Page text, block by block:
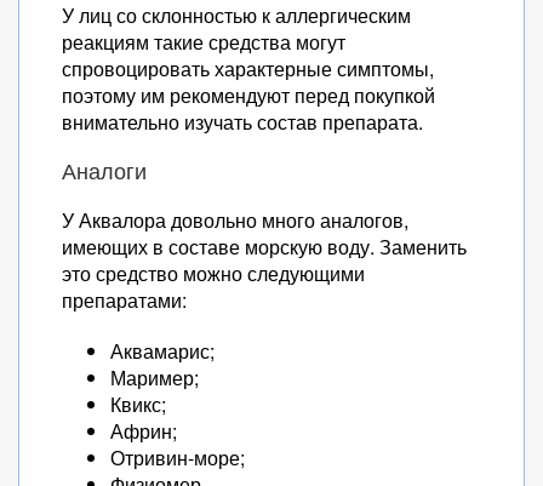
У лиц со склонностью к аллергическим
реакциям такие средства могут
спровоцировать характерные симптомы,
поэтому им рекомендуют перед покупкой
внимательно изучать состав препарата.
Аналоги
У Аквалора довольно много аналогов,
имеющих в составе морскую воду. Заменить
это средство можно следующими
препаратами:
Аквамарис;
Маример;
Квикс;
Африн;
Отривин-море;